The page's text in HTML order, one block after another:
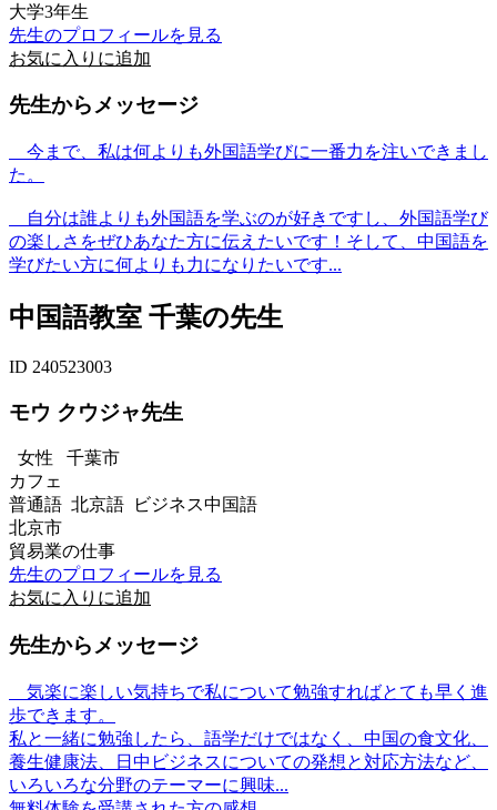
大学3年生
先生のプロフィールを見る
お気に入りに追加
先生からメッセージ
今まで、私は何よりも外国語学びに一番力を注いできまし
た。
自分は誰よりも外国語を学ぶのが好きですし、外国語学び
の楽しさをぜひあなた方に伝えたいです！そして、中国語を
学びたい方に何よりも力になりたいです...
中国語教室 千葉の先生
ID 240523003
モウ クウジャ先生
女性 千葉市
カフェ
普通語 北京語 ビジネス中国語
北京市
貿易業の仕事
先生のプロフィールを見る
お気に入りに追加
先生からメッセージ
気楽に楽しい気持ちで私について勉強すればとても早く進
歩できます。
私と一緒に勉強したら、語学だけではなく、中国の食文化、
養生健康法、日中ビジネスについての発想と対応方法など、
いろいろな分野のテーマーに興味...